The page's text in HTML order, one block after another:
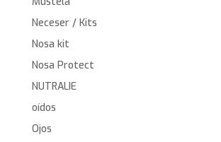
Neceser / Kits
Nosa kit
Nosa Protect
NUTRALIE
oídos
Ojos